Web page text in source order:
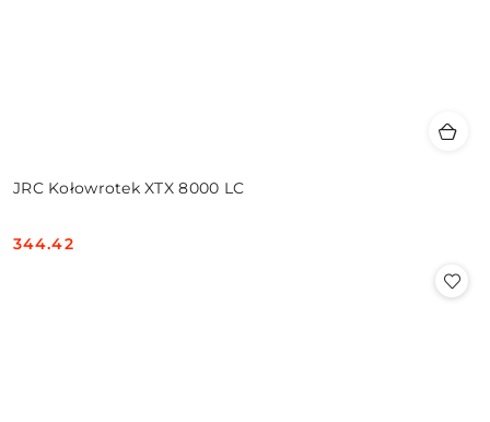
JRC Kołowrotek XTX 8000 LC
Cena:
344.42